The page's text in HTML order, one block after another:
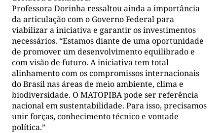
Professora Dorinha ressaltou ainda a importância
da articulação com o Governo Federal para
viabilizar a iniciativa e garantir os investimentos
necessários. “Estamos diante de uma oportunidade
de promover um desenvolvimento equilibrado e
com visão de futuro. A iniciativa tem total
alinhamento com os compromissos internacionais
do Brasil nas áreas de meio ambiente, clima e
biodiversidade. O MATOPIBA pode ser referência
nacional em sustentabilidade. Para isso, precisamos
unir forças, conhecimento técnico e vontade
política.”